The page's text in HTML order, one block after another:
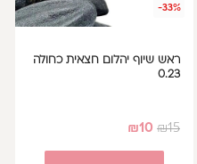
-33%
ראש שיוף יהלום חצאית כחולה
0.23
₪15
₪10